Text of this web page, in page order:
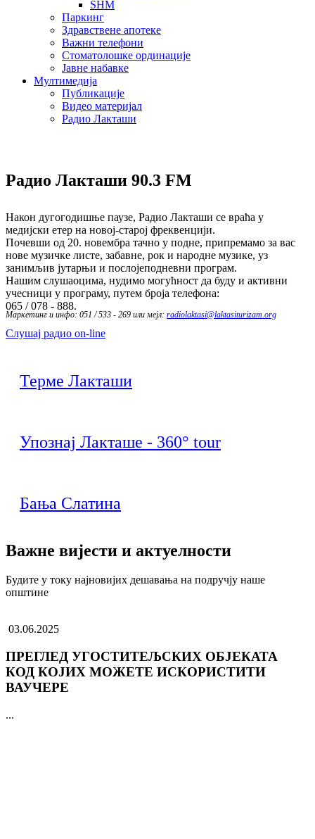
SHM
Паркинг
Здравствене апотеке
Важни телефони
Стоматолошке ординације
Јавне набавке
Мултимедија
Публикације
Видео материјал
Радио Лакташи
Радио Лакташи 90.3 FM
Након дугогодишње паузе, Радио Лакташи се враћа у
медијски етер на новој-старој фреквенцији.
Почевши од 20. новембра тачно у подне, припремамо за вас
нове музичке листе, забавне, рок и народне музике, уз
занимљив јутарњи и послојеподневни програм.
Нашим слушаоцима, нудимо могућност да буду и активни
учесници у програму, путем броја телефона:
065 / 078 - 888.
Маркетинг и инфо: 051 / 533 - 269 или мејл: radiolaktasi@laktasiturizam.org
Слушај радио on-line
Терме Лакташи
Упознај Лакташе - 360° tour
Бања Слатина
Важне вијести и актуелности
Будите у току најновијих дешавања на подручју наше
општине
03.06.2025
ПРЕГЛЕД УГОСТИТЕЉСКИХ ОБЈЕКАТА
КОД КОЈИХ МОЖЕТЕ ИСКОРИСТИТИ
ВАУЧЕРЕ
...